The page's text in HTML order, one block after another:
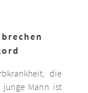
die
junge Mann ist